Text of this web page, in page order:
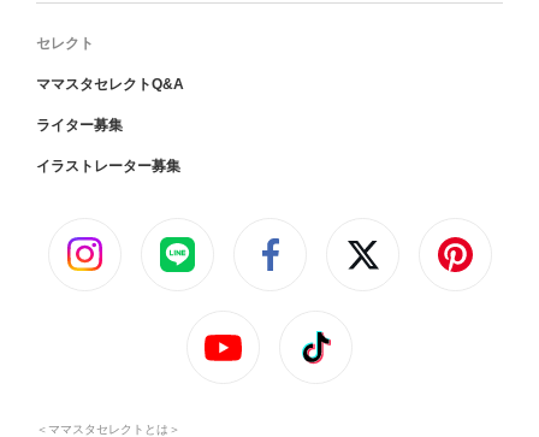
セレクト
ママスタセレクトQ&A
ライター募集
イラストレーター募集
＜ママスタセレクトとは＞